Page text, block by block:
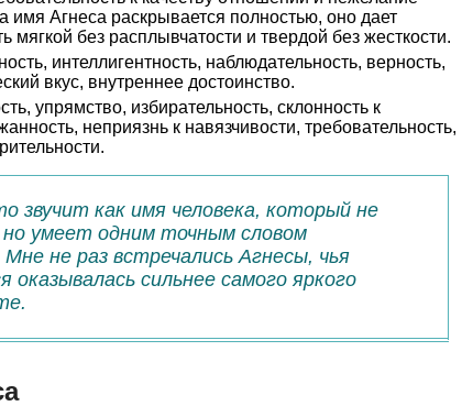
имя Агнеса раскрывается полностью, оно дает
мягкой без расплывчатости и твердой без жесткости.
интеллигентность, наблюдательность, верность,
вкус, внутреннее достоинство.
упрямство, избирательность, склонность к
неприязнь к навязчивости, требовательность,
звучит как имя человека, который не
умеет одним точным словом
не раз встречались Агнесы, чья
сильнее самого яркого